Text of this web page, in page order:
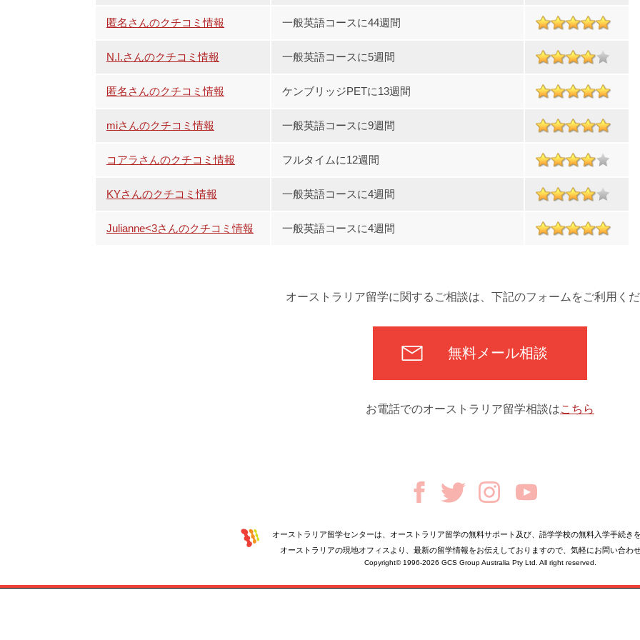
匿名さんのクチコミ情報 一般英語コースに44週間
N.I.さんのクチコミ情報 一般英語コースに5週間
匿名さんのクチコミ情報 ケンブリッジPETに13週間
miさんのクチコミ情報 一般英語コースに9週間
コアラさんのクチコミ情報 フルタイムに12週間
KYさんのクチコミ情報 一般英語コースに4週間
Julianne<3さんのクチコミ情報 一般英語コースに4週間
オーストラリア留学に関するご相談は、下記のフォームをご利用く
無料メール相談
お電話でのオーストラリア留学相談はこちら
オーストラリア留学センターは、オーストラリア留学の無料サポート及び、語学学校の無料入学手続き
オーストラリアの現地オフィスより、最新の留学情報をお伝えしておりますので、気軽にお問い合わ
Copyright© 1996-2026 GCS Group Australia Pty Ltd. All right reserved.